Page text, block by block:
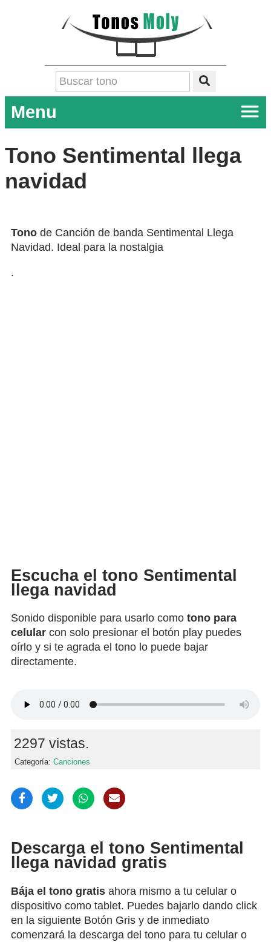
Menu
Tono Sentimental llega
navidad
Tono de Canción de banda Sentimental Llega
Navidad. Ideal para la nostalgia
.
Escucha el tono Sentimental
llega navidad
Sonido disponible para usarlo como tono para
celular con solo presionar el botón play puedes
oírlo y si te agrada el tono lo puede bajar
directamente.
2297 vistas.
Categoría: Canciones
Descarga el tono Sentimental
llega navidad gratis
Bája el tono gratis ahora mismo a tu celular o
dispositivo como tablet. Puedes bajarlo dando click
en la siguiente Botón Gris y de inmediato
comenzará la descarga del tono para tu celular o